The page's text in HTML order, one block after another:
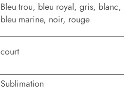
Bleu trou, bleu royal, gris, blanc,
bleu marine, noir, rouge
court
Sublimation